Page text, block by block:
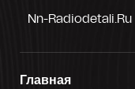
Nn-Radiodetali.ru
Главная